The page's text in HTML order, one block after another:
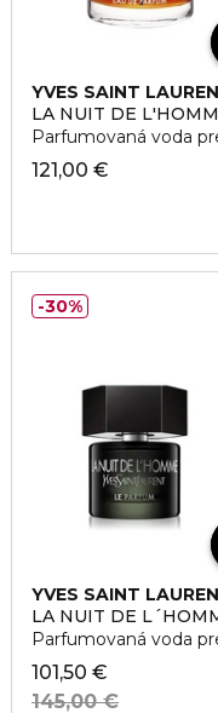
YVES SAINT
LA NUIT DE
Parfumovaná voda
121,00 €
YVES SAINT
LA NUIT DE
Parfumovaná voda
101,50 €
145,00 €
30%